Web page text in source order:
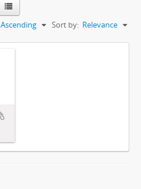
Sort by: Relevance
Ascending